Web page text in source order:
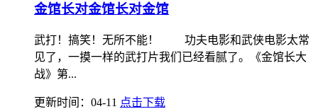
金馆长对金馆长对金馆
武打！搞笑！无所不能！ 功夫电影和武侠电影太常
见了，一摸一样的武打片我们已经看腻了。《金馆长大
战》第...
更新时间：04-11 点击下载